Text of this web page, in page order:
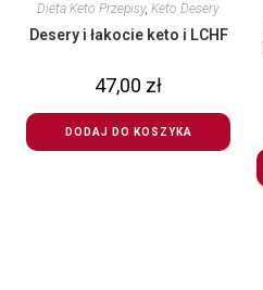
Dieta Keto Przepisy,Keto Desery
Desery i łakocie keto i LCHF
47,00 zł
DODAJ DO KOSZYKA